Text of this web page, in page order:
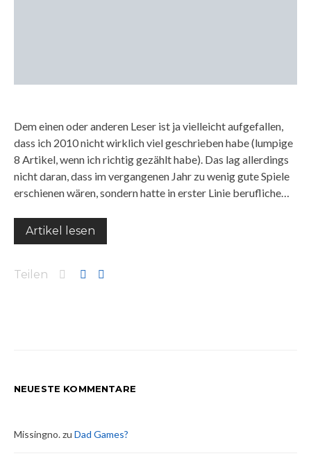
Dem einen oder anderen Leser ist ja vielleicht aufgefallen,
dass ich 2010 nicht wirklich viel geschrieben habe (lumpige
8 Artikel, wenn ich richtig gezählt habe). Das lag allerdings
nicht daran, dass im vergangenen Jahr zu wenig gute Spiele
erschienen wären, sondern hatte in erster Linie berufliche…
Artikel lesen
Teilen
NEUESTE KOMMENTARE
Missingno.zu Dad Games?